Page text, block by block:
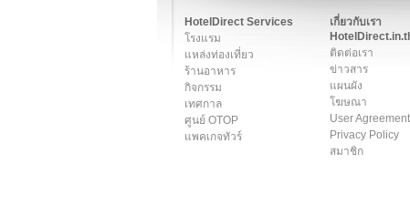
HotelDirect Services
โรงแรม
แหล่งท่องเที่ยว
ร้านอาหาร
กิจกรรม
เทศกาล
ศูนย์ OTOP
แพคเกจทัวร์
เกี่ยวกับเรา
ติดต่อเรา
ข่าวสาร
แผนผัง
โฆษณา
User Agreement
Privacy Policy
สมาชิก